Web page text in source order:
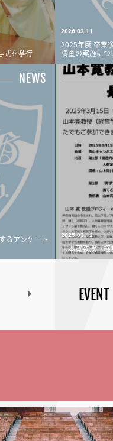
式を挙行
2026.03.11
2025年度 卒業
調査の実施につ
NEWS
るアンケート
2025.03.12
山本寛教授（
EVENT